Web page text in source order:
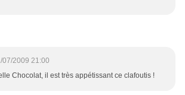
07/2009 21:00
Chocolat, il est très appétissant ce clafoutis !